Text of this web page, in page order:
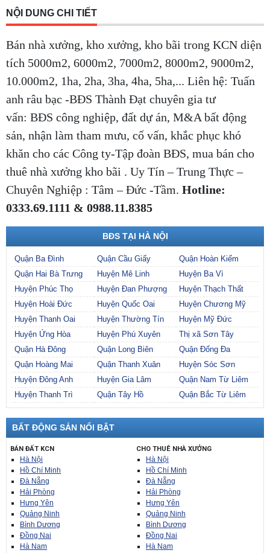
NỘI DUNG CHI TIẾT
Bán nhà xưởng, kho xưởng, kho bãi trong KCN diện
tích 5000m2, 6000m2, 7000m2, 8000m2, 9000m2,
10.000m2, 1ha, 2ha, 3ha, 4ha, 5ha,... Liên hệ: Tuấn
anh râu bạc -BĐS Thành Đạt chuyên gia tư
vấn: BĐS công nghiệp, đất dự án, M&A bất động
sản, nhận làm tham mưu, cố vấn, khắc phục khó
khăn cho các Công ty-Tập đoàn BĐS, mua bán cho
thuê nhà xưởng kho bãi . Uy Tín – Trung Thực –
Chuyên Nghiệp : Tâm – Đức -Tầm. Hotline:
0333.69.1111 & 0988.11.8385
BĐS TẠI HÀ NỘI
Quận Ba Đình Quận Cầu Giấy
Quận Hoàn Kiếm
Quận Hai Bà Trưng
Huyện Mê Linh
Huyện Ba Vì
Huyện Phúc Thọ
Huyện Đan Phượng
Huyện Thạch Thất
Huyện Hoài Đức
Huyện Quốc Oai
Huyện Chương Mỹ
Huyện Thanh Oai
Huyện Thường Tín
Huyện Mỹ Đức
Huyện Ứng Hòa
Huyện Phú Xuyên
Thị xã Sơn Tây
Quận Hà Đông
Quận Long Biên
Quận Đống Đa
Quận Hoàng Mai
Quận Thanh Xuân
Huyện Sóc Sơn
Huyện Đông Anh
Huyện Gia Lâm
Quận Nam Từ Liêm
Huyện Thanh Trì
Quận Tây Hồ Quận Bắc Từ Liêm
BẤT ĐỘNG SẢN NỔI BẬT
BÁN ĐẤT KCN
Hà Nội
Hồ Chí Minh
Đà Nẵng
Hải Phòng
Hưng Yên
Quảng Ninh
Bình Dương
Đồng Nai
Hà Nam
CHO THUÊ NHÀ XƯỞNG
Hà Nội
Hồ Chí Minh
Đà Nẵng
Hải Phòng
Hưng Yên
Quảng Ninh
Bình Dương
Đồng Nai
Hà Nam